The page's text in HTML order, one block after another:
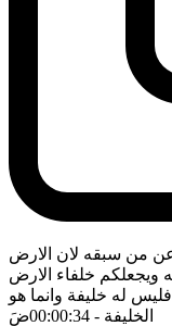
عن من سبقه لان الارض
ويجعلكم خلفاء الارض
له خليفة وانما هو
الخليفة - 00:00:34 ضَ